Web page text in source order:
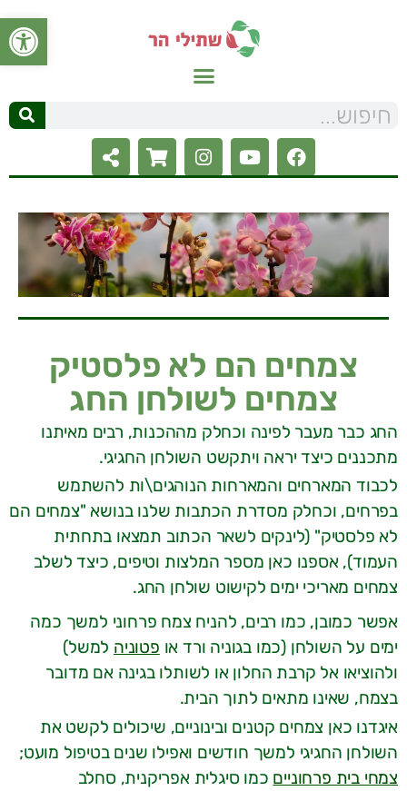
פתח
צמחים הם לא פלסטיק
צמחים לשולחן החג
החג כבר מעבר לפינה וכחלק מההכנות, רבים מאיתנו
מתכננים כיצד יראה ויתקשט השולחן החגיגי.
לכבוד המארחים והמארחות הנוהגים\ות להשתמש
בפרחים, וכחלק מסדרת הכתבות שלנו בנושא "צמחים הם
לא פלסטיק" (לינקים לשאר הכתוב תמצאו בתחתית
העמוד), אספנו כאן מספר המלצות וטיפים, כיצד לשלב
צמחים מאריכי ימים לקישוט שולחן החג.
אפשר כמובן, כמו רבים, להניח צמח פרחוני למשך כמה
ימים על השולחן (כמו בגוניה ורד או פטוניה למשל)
ולהוציאו אל קרבת החלון או לשותלו בגינה אם מדובר
בצמח, שאינו מתאים לתוך הבית.
איגדנו כאן צמחים קטנים ובינוניים, שיכולים לקשט את
השולחן החגיגי למשך חודשים ואפילו שנים בטיפול מועט;
צמחי בית פרחוניים כמו סיגלית אפריקנית, סחלב